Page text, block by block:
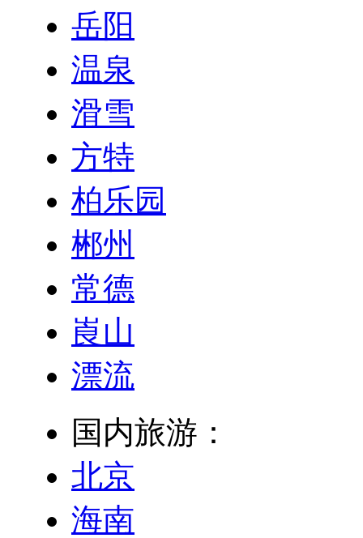
岳阳
温泉
滑雪
方特
柏乐园
郴州
常德
崀山
漂流
国内旅游：
北京
海南